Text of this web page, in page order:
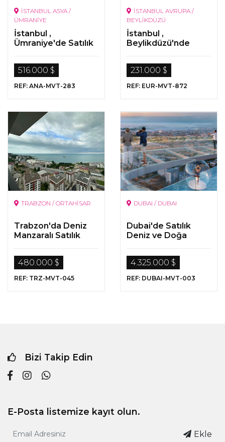
İSTANBUL ASYA /
ÜMRANİYE
İstanbul ,
Ümraniye'de Satılık
516.000 $
REF: ANA-MVT-283
İSTANBUL AVRUPA /
BEYLİKDÜZÜ
İstanbul ,
Beylikdüzü'nde
Konumda Satılık
Hemen Teslim
Daireler
231.000 $
REF: EUR-MVT-872
TRABZON / ORTAHİSAR
Trabzon'da Deniz
Manzaralı Satılık
480.000 $
REF: TRZ-MVT-045
DUBAI / DUBAI
Dubai'de Satılık
Deniz ve Doğa
Gayrimenkuller
4.325.000 $
REF: DUBAI-MVT-003
Bizi Takip Edin
E-Posta listemize kayıt olun.
Ekle